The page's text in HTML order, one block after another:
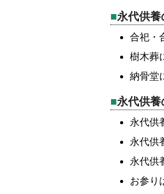
永代供養
合祀・
樹木葬
納骨堂
永代供養
永代供
永代供
永代供
お参り